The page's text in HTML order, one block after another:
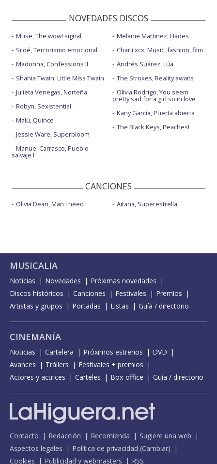
NOVEDADES DISCOS
Muse, The wow! signal
Siloé, Terrorismo emocional
Madonna, Confessions II
Shania Twain, Little Miss Twain
Julieta Venegas, Norteña
Robyn, Sexistential
Malú, Quince
Jessie Ware, Superbloom
Manuel Carrasco, Pueblo
salvaje I
Melanie Martinez, Hades
Charli xcx, Music, fashion, film
Andrés Suárez, Lúa
The Strokes, Reality awaits
Olivia Rodrigo, You seem
pretty sad for a girl so in love
Kany García, Puerta abierta
The Black Keys, Peaches!
CANCIONES
Olivia Dean, Man I need Aitana, Superestrella
MUSICALIA
Noticias Novedades
Próximas novedades
Discos históricos
Canciones Festivales
Premios
Artistas y grupos
Portadas Listas Guía / directorio
CINEMANÍA
Noticias Cartelera Próximos estrenos
DVD
Avances
Tráilers
Festivales + premios
Actores y actrices
Carteles Box-office Guía / directorio
Contacto Redacción Recomienda
Sugiere una web
Aspectos legales
Política de privacidad (Cambiar)
Cookies
Publicidad y webmasters RSS